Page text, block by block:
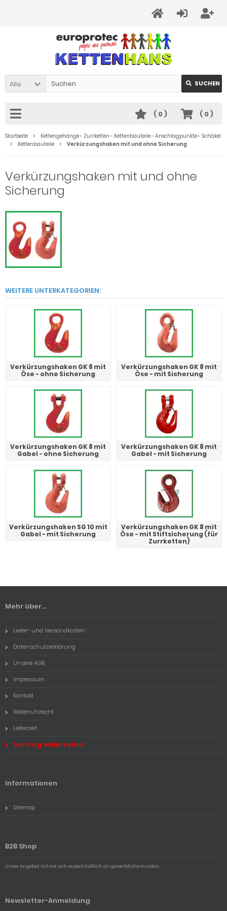
Alle SUCHEN
( 0)
( 0)
Startseite
Kettengehänge - Zurrketten - Kettenbauteile - Anschlagpunkte - Schäkel
Kettenbauteile
Verkürzungshaken mit und ohne Sicherung
Verkürzungshaken mit und ohne
Sicherung
WEITERE UNTERKATEGORIEN:
Verkürzungshaken GK 8 mit
Öse - ohne Sicherung
Verkürzungshaken GK 8 mit
Öse - mit Sicherung
Verkürzungshaken GK 8 mit
Gabel - ohne Sicherung
Verkürzungshaken GK 8 mit
Gabel - mit Sicherung
Verkürzungshaken SG 10 mit
Gabel - mit Sicherung
Verkürzungshaken GK 8 mit
Öse - mit Stiftsicherung (für
Zurrketten)
Mehr über...
Liefer- und Versandkosten
Datenschutzerklärung
Unsere AGB
Impressum
Kontakt
Widerrufsrecht
Lieferzeit
Vertrag widerrufen
Informationen
Sitemap
B2B Shop
Unser Angebot richtet sich ausschließlich an gewerbliche Kunden.
Newsletter-Anmeldung